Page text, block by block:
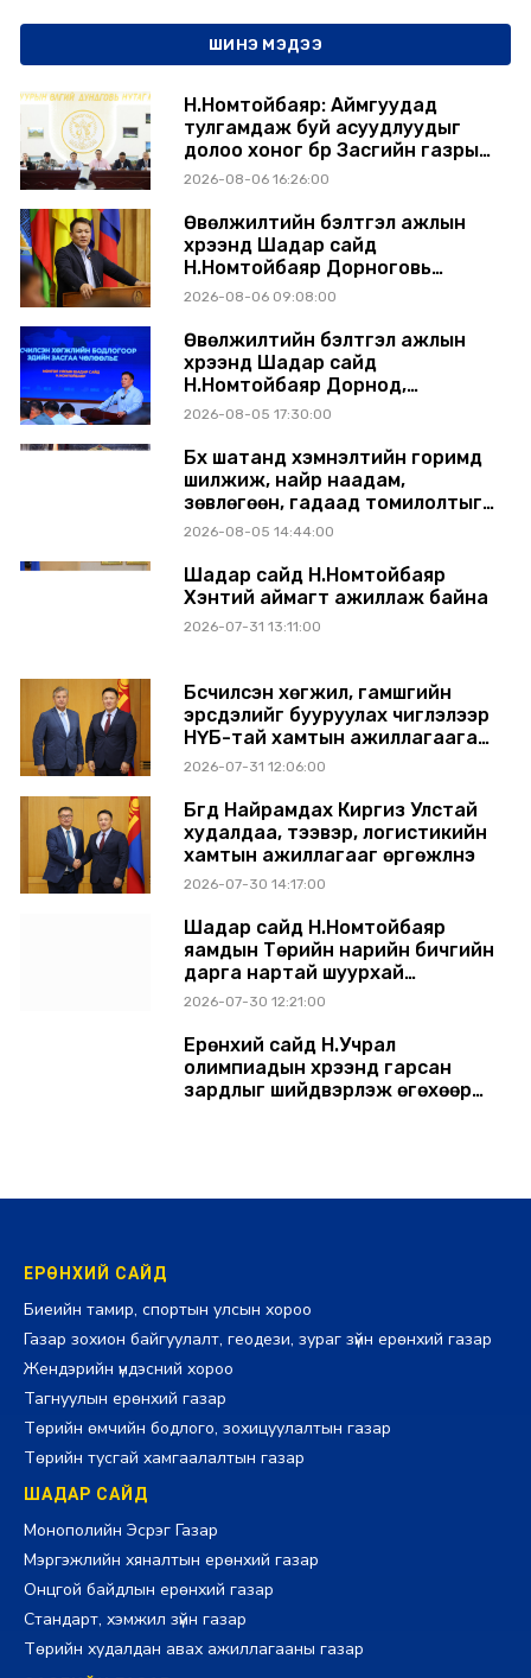
ШИНЭ МЭДЭЭ
Н.Номтойбаяр: Аймгуудад
тулгамдаж буй асуудлуудыг
долоо хоног бүр Засгийн газрын
хуралдаанд танилцуулж,
2026-08-06 16:26:00
Өвөлжилтийн бэлтгэл ажлын
хүрээнд Шадар сайд
Н.Номтойбаяр Дорноговь
аймагт ажиллав
2026-08-06 09:08:00
Өвөлжилтийн бэлтгэл ажлын
хүрээнд Шадар сайд
Н.Номтойбаяр Дорнод,
Сүхбаатар аймагт ажиллав
2026-08-05 17:30:00
Бүх шатанд хэмнэлтийн горимд
шилжиж, найр наадам,
зөвлөгөөн, гадаад томилолтыг
хориглолоо
2026-08-05 14:44:00
Шадар сайд Н.Номтойбаяр
Хэнтий аймагт ажиллаж байна
2026-07-31 13:11:00
Бүсчилсэн хөгжил, гамшгийн
эрсдэлийг бууруулах чиглэлээр
НҮБ-тай хамтын ажиллагаагаа
өргөжүүлэхээр санал солилцлоо
2026-07-31 12:06:00
Бүгд Найрамдах Киргиз Улстай
худалдаа, тээвэр, логистикийн
хамтын ажиллагааг өргөжүүлнэ
2026-07-30 14:17:00
Шадар сайд Н.Номтойбаяр
яамдын Төрийн нарийн бичгийн
дарга нартай шуурхай
хуралдлаа
2026-07-30 12:21:00
Ерөнхий сайд Н.Учрал
олимпиадын хүрээнд гарсан
зардлыг шийдвэрлэж өгөхөөр
ЕРӨНХИЙ САЙД
Биеийн тамир, спортын улсын хороо
Газар зохион байгуулалт, геодези, зураг зүйн ерөнхий газар
Жендэрийн үндэсний хороо
Тагнуулын ерөнхий газар
Төрийн өмчийн бодлого, зохицуулалтын газар
Төрийн тусгай хамгаалалтын газар
ШАДАР САЙД
Монополийн Эсрэг Газар
Мэргэжлийн хяналтын ерөнхий газар
Онцгой байдлын ерөнхий газар
Стандарт, хэмжил зүйн газар
Төрийн худалдан авах ажиллагааны газар